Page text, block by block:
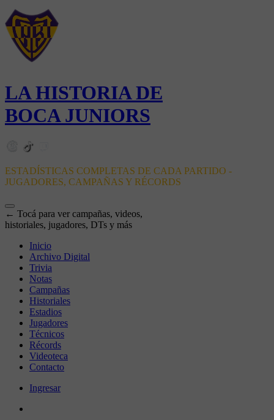
LA HISTORIA DE
BOCA JUNIORS
ESTADÍSTICAS COMPLETAS DE CADA PARTIDO -
JUGADORES, CAMPAÑAS Y RÉCORDS
← Tocá para ver campañas, videos,
historiales, jugadores, DTs y más
Inicio
Archivo Digital
Trivia
Notas
Campañas
Historiales
Estadios
Jugadores
Técnicos
Récords
Videoteca
Contacto
Ingresar